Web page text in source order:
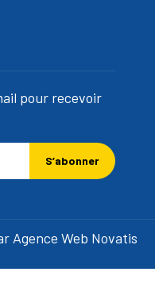
pour recevoir
S’abonner
Agence Web Novatis